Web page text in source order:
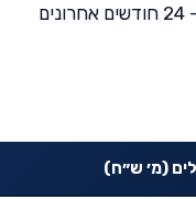
(מ׳ ש״ח)